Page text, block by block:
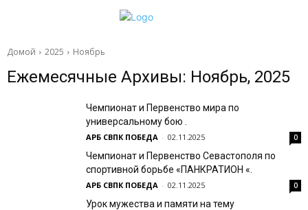
Домой 2025 Ноябрь
Ежемесячные Архивы: Ноябрь, 2025
Чемпионат и Первенство мира по
универсальному бою .
АРБ СВПК ПОБЕДА - 02.11.2025 0
Чемпионат и Первенство Севастополя по
спортивной борьбе «ПАНКРАТИОН «.
АРБ СВПК ПОБЕДА - 02.11.2025 0
Урок мужества и памяти на тему